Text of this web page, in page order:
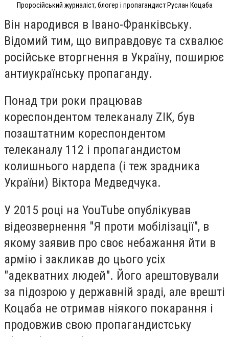
Проросійський журналіст, блогер і пропагандист Руслан Коцаба
Він народився в Івано-Франківську.
Відомий тим, що виправдовує та схвалює
російське вторгнення в Україну, поширює
антиукраїнську пропаганду.
Понад три роки працював
кореспондентом телеканалу ZIK, був
позаштатним кореспондентом
телеканалу 112 і пропагандистом
колишнього нардепа (і теж зрадника
України) Віктора Медведчука.
У 2015 році на YouTube опублікував
відеозвернення "Я проти мобілізації", в
якому заявив про своє небажання йти в
армію і закликав до цього усіх
"адекватних людей". Його арештовували
за підозрою у державній зраді, але врешті
Коцаба не отримав ніякого покарання і
продовжив свою пропагандистську